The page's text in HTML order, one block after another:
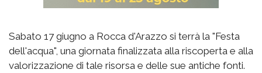
Sabato 17 giugno a Rocca d'Arazzo si terrà la "Festa
dell'acqua", una giornata finalizzata alla riscoperta e alla
valorizzazione di tale risorsa e delle sue antiche fonti.